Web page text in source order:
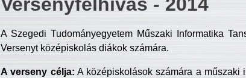
Versenyfelhívás - 2014
A Szegedi Tudományegyetem Műszaki Informatika
Versenyt középiskolás diákok számára.
A verseny célja: A középiskolások számára a műszaki